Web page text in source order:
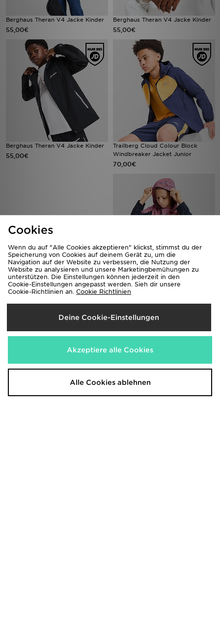
Berghaus Theran V4 Jacke Kinder
55,00€
Berghaus Theran V4 Jacke Kinder
55,00€
Berghaus Theran V4 Jacke Kinder
55,00€
Trailberg Cloud Colour Block
Windbreaker Jacket Junior
70,00€
Nike Stride Jacket Junior
65,00€
MONTIREX Trail Windbreaker
Jacke Kinder
Cookies
Wenn du auf "Alle Cookies akzeptieren" klickst, stimmst du der
Speicherung von Cookies auf deinem Gerät zu, um die
Navigation auf der Website zu verbessern, die Nutzung der
Website zu analysieren und unsere Marketingbemühungen zu
unterstützen. Die Einstellungen können jederzeit in den
Cookie-Einstellungen angepasst werden. Sieh dir unsere
Cookie-Richtlinien an. Cookie Richtlinien
Deine Cookie-Einstellungen
Akzeptiere alle Cookies
Alle Cookies ablehnen